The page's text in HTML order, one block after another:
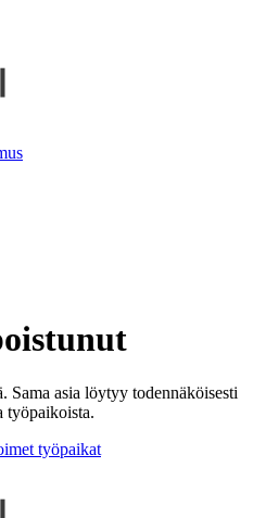
Sama asia löytyy todennäköisesti
työpaikoista.
työpaikat